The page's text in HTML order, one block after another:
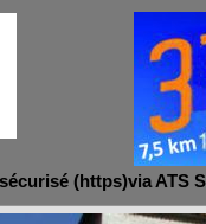
(https)via ATS